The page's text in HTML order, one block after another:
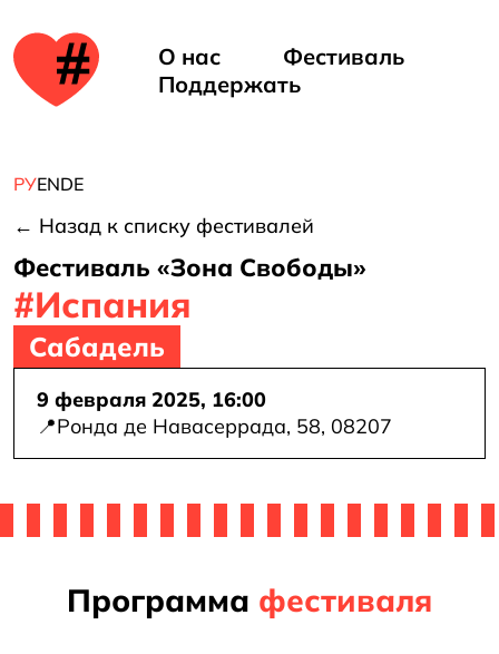
О нас
Фестиваль
Поддержать
РУENDE
← Назад к списку фестивалей
Фестиваль «Зона Свободы»
#Испания
Сабадель
9 февраля 2025, 16:00
📍Ронда де Навасеррада, 58, 08207
Программа фестиваля